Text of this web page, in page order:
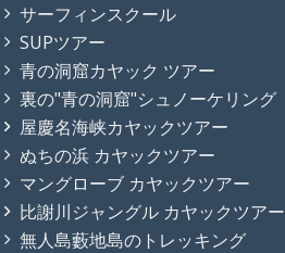
サーフィンスクール
SUPツアー
青の洞窟カヤック ツアー
裏の"青の洞窟"シュノーケリング
屋慶名海峡カヤックツアー
ぬちの浜 カヤックツアー
マングローブ カヤックツアー
比謝川ジャングル カヤックツアー
無人島藪地島のトレッキング